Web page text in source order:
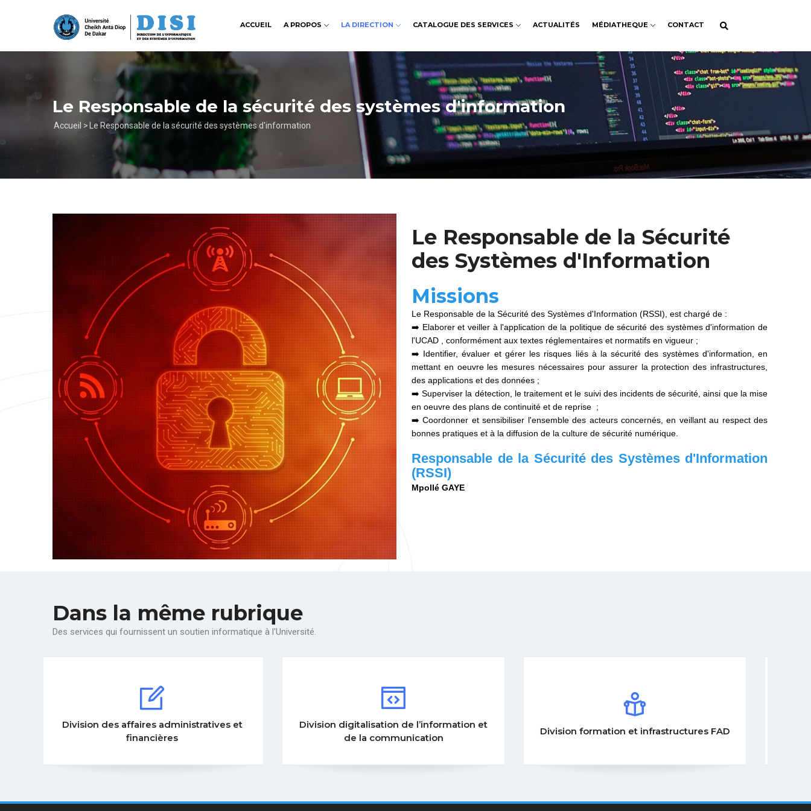
principal
ACCUEIL A PROPOS LA DIRECTION CATALOGUE DES SERVICES ACTUALITÉS MÉDIATHEQUE CONTACT
Le Responsable de la sécurité des systèmes d'information
Fil
d'Ariane
Accueil > Le Responsable de la sécurité des systèmes d'information
Le Responsable de la Sécurité
des Systèmes d'Information
Missions
Le Responsable de la Sécurité des Systèmes d'Information (RSSI), est chargé de :
➡️ Elaborer et veiller à l'application de la politique de sécurité des systèmes d'information de
l'UCAD , conformément aux textes réglementaires et normatifs en vigueur ;
➡️ Identifier, évaluer et gérer les risques liés à la sécurité des systèmes d'information, en
mettant en oeuvre les mesures nécessaires pour assurer la protection des infrastructures,
des applications et des données ;
➡️ Superviser la détection, le traitement et le suivi des incidents de sécurité, ainsi que la mise
en oeuvre des plans de continuité et de reprise ;
➡️ Coordonner et sensibiliser l'ensemble des acteurs concernés, en veillant au respect des
bonnes pratiques et à la diffusion de la culture de sécurité numérique.
Responsable de la Sécurité des Systèmes d'Information
(RSSI)
Mpollé GAYE
Dans la même rubrique
Des services qui fournissent un soutien informatique à l'Université.
administratives et
Division digitalisation de l’information et
Division formation et infrastructures FAD
intelligence artificielle